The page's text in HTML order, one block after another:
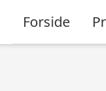
Forside